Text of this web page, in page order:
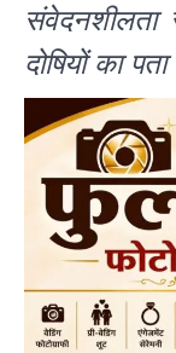
संवेदनशीलता
दोषियों का